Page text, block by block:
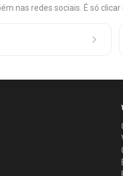
nas redes sociais. É só clicar